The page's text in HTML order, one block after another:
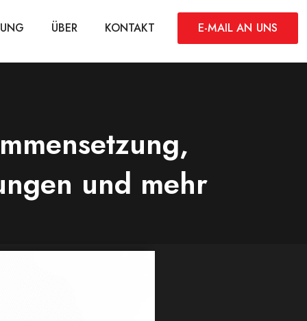
ÜBER KONTAKT E-MAIL AN UNS
und mehr